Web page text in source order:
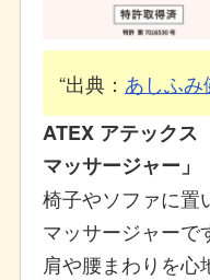
出典： あしふみ
ATEX アテックス
マッサージャー」
椅子やソファに置
マッサージャーで
肩や腰まわりを心